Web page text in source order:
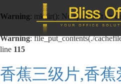
Warning: mkdir(): No space left on
Warning: file_put_contents(./
line 115
香蕉三级片,香